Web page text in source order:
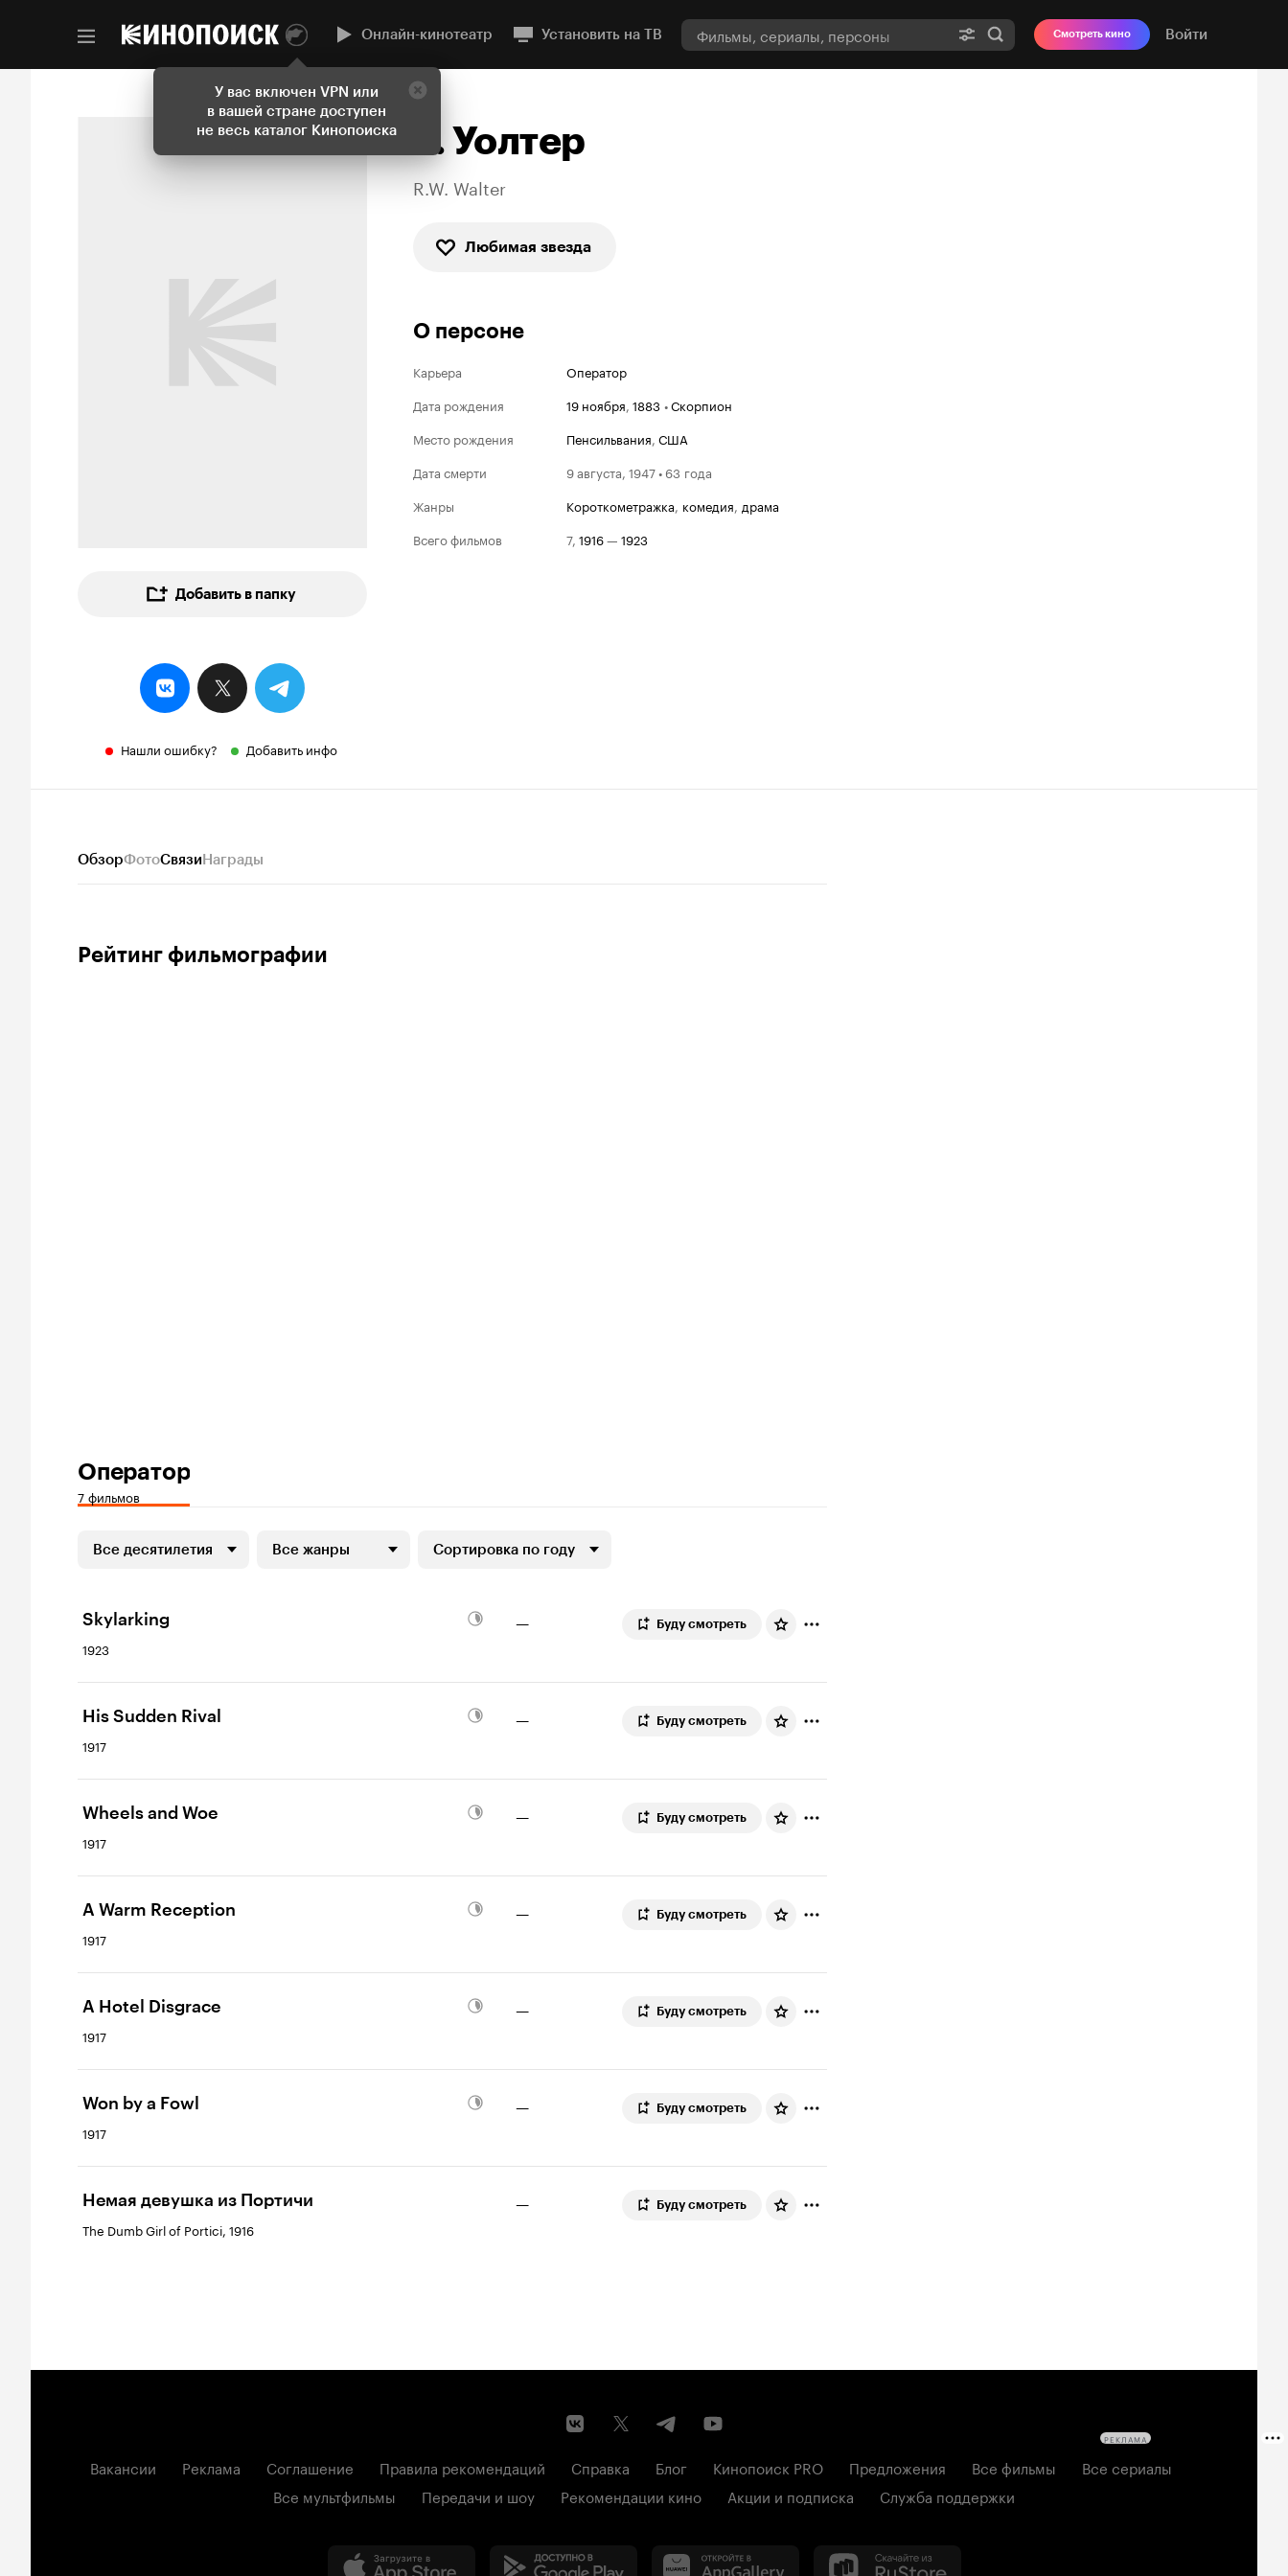
У вас включен VPN или
в вашей стране доступен
не весь каталог Кинопоиска
Онлайн-кинотеатр Установить на ТВ Смотреть кино Войти
Добавить в папку
Нашли ошибку? Добавить инфо
Р. Уолтер
R.W. Walter
Любимая звезда
О персоне
Карьера
Оператор
Дата рождения
19 ноября, 1883 •Скорпион
Место рождения
Пенсильвания, США
Дата смерти
9 августа, 1947 • 63 года
Жанры
короткометражка, комедия, драма
Всего фильмов
7, 1916— 1923
ОбзорФотоСвязиНаграды
Рейтинг фильмографии
Оператор
7 фильмов
Все десятилетия Все жанры Сортировка по году
Skylarking
1923
— Буду смотреть
His Sudden Rival
1917
— Буду смотреть
Wheels and Woe
1917
— Буду смотреть
A Warm Reception
1917
— Буду смотреть
A Hotel Disgrace
1917
— Буду смотреть
Won by a Fowl
1917
— Буду смотреть
Немая девушка из Портичи
The Dumb Girl of Portici, 1916
— Буду смотреть
Вакансии Реклама Соглашение Правила рекомендаций Справка Блог Кинопоиск PRO Предложения Все фильмы
Все сериалы
Все мультфильмы
Передачи и шоу Рекомендации кино Акции и подписка Служба поддержки
РЕКЛАМА